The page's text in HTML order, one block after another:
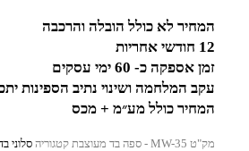
המחיר לא כולל הובלה והרכבה
12 חודשי אחריות
זמן אספקה כ- 60 ימי עסקים
עקב המלחמה ושינוי נתיב הספינות
המחיר כולל מע״מ + מכס
מק"טMW-35 - ספה בד מעוצבת קטגוריה סלוני בד